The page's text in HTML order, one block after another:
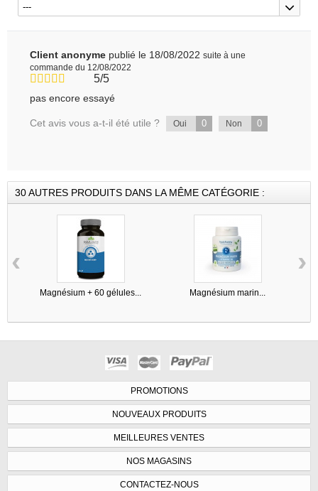
---
Client anonyme publié le 18/08/2022 suite à une
commande du 12/08/2022
5/5
pas encore essayé
Cet avis vous a-t-il été utile ? Oui 0 Non 0
30 AUTRES PRODUITS DANS LA MÊME CATÉGORIE :
Magnésium + 60 gélules... Magnésium marin...
‹ ›
PROMOTIONS
NOUVEAUX PRODUITS
MEILLEURES VENTES
NOS MAGASINS
CONTACTEZ-NOUS